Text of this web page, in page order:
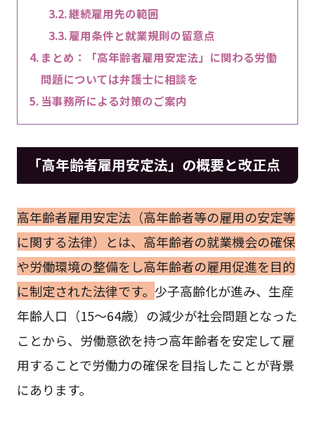
継続雇用先の範囲
雇用条件と就業規則の留意点
まとめ：「高年齢者雇用安定法」に関わる労働
問題については弁護士に相談を
当事務所による対策のご案内
「高年齢者雇用安定法」の概要と改正点
高年齢者雇用安定法（高年齢者等の雇用の安定等
に関する法律）とは、高年齢者の就業機会の確保
や労働環境の整備をし高年齢者の雇用促進を目的
に制定された法律です。 少子高齢化が進み、生産
年齢人口（15～64歳）の減少が社会問題となった
ことから、労働意欲を持つ高年齢者を安定して雇
用することで労働力の確保を目指したことが背景
にあります。